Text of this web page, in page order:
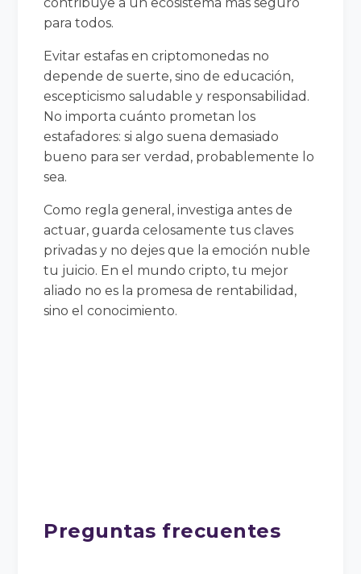
para todos.
Evitar estafas en criptomonedas no
depende de suerte, sino de educación,
escepticismo saludable y responsabilidad.
No importa cuánto prometan los
estafadores: si algo suena demasiado
bueno para ser verdad, probablemente lo
sea.
Como regla general, investiga antes de
actuar, guarda celosamente tus claves
privadas y no dejes que la emoción nuble
tu juicio. En el mundo cripto, tu mejor
aliado no es la promesa de rentabilidad,
sino el conocimiento.
Preguntas frecuentes